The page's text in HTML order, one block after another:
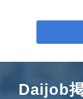
Daijob